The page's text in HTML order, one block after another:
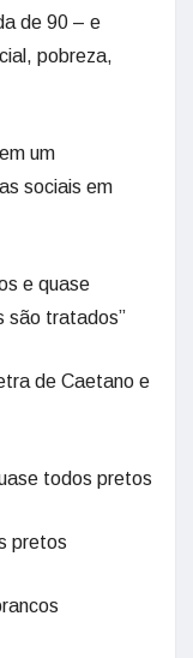
de 90 – e
pobreza,
um
sociais em
e quase
são tratados”
de Caetano e
todos pretos
pretos